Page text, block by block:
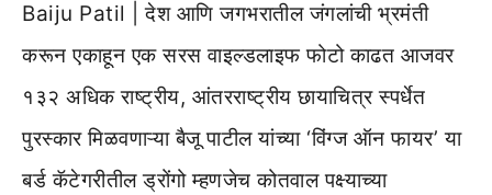
Baiju Patil | देश आणि जगभरातील जंगलांची भ्रमंती
करून एकाहून एक सरस वाइल्डलाइफ फोटो काढत आजवर
१३२ अधिक राष्ट्रीय, आंतरराष्ट्रीय छायाचित्र स्पर्धेत
पुरस्कार मिळवणाऱ्या बैजू पाटील यांच्या ‘विंग्ज ऑन फायर’ या
बर्ड कॅटेगरीतील ड्रोंगो म्हणजेच कोतवाल पक्ष्याच्या